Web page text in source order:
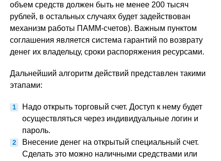
объем средств должен быть не менее 200 тысяч
рублей, в остальных случаях будет задействован
механизм работы ПАММ-счетов). Важным пунктом
соглашения является система гарантий по возврату
денег их владельцу, сроки распоряжения ресурсами.
Дальнейший алгоритм действий представлен такими
этапами:
Надо открыть торговый счет. Доступ к нему будет
осуществляться через индивидуальные логин и
пароль.
Внесение денег на открытый специальный счет.
Сделать это можно наличными средствами или